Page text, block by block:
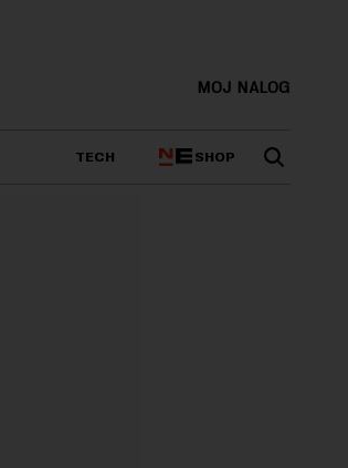
MOJ NALOG
TECH SHOP